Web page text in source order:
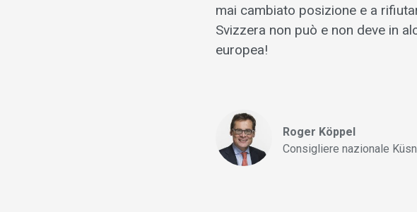
mai cambiato posizione e a
Svizzera non può e non deve in
europea!
Roger Köppel
Consigliere nazionale